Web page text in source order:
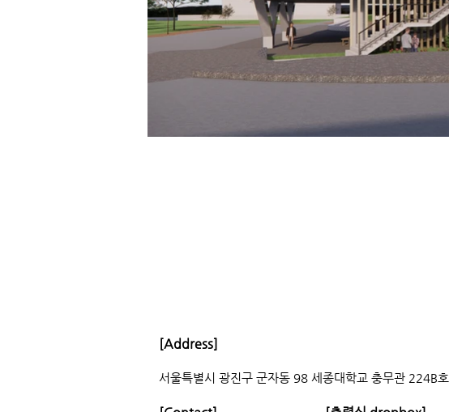
[Address]
서울특별시 광진구 군자동 98 세종대학교 충무관 224B호